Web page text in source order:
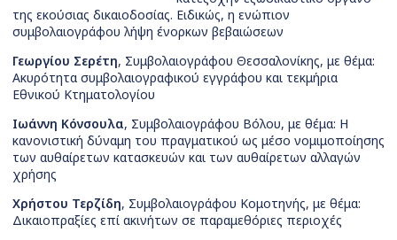
της εκούσιας δικαιοδοσίας. Ειδικώς, η ενώπιον
συμβολαιογράφου λήψη ένορκων βεβαιώσεων
Γεωργίου Σερέτη, Συμβολαιογράφου Θεσσαλονίκης, με θέμα:
Ακυρότητα συμβολαιογραφικού εγγράφου και τεκμήρια
Εθνικού Κτηματολογίου
Ιωάννη Κόνσουλα, Συμβολαιογράφου Βόλου, με θέμα: Η
κανονιστική δύναμη του πραγματικού ως μέσο νομιμοποίησης
των αυθαίρετων κατασκευών και των αυθαίρετων αλλαγών
χρήσης
Χρήστου Τερζίδη, Συμβολαιογράφου Κομοτηνής, με θέμα:
Δικαιοπραξίες επί ακινήτων σε παραμεθόριες περιοχές